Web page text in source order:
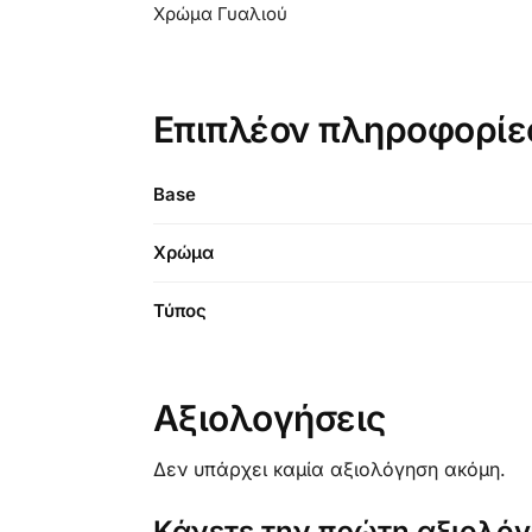
Χρώμα Γυαλιού
Επιπλέον
Base
Χρώμα
Τύπος
Αξιολογήσεις
Δεν υπάρχει καμία αξιολόγηση ακόμη.